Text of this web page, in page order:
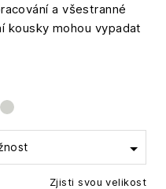
a všestranné
kousky mohou vypadat
Zjisti svou velikost